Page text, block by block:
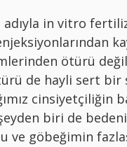
in vitro
ötürü
de hayli sert bir
cinsiyetçiliğin
biri de
ve göbeğimin